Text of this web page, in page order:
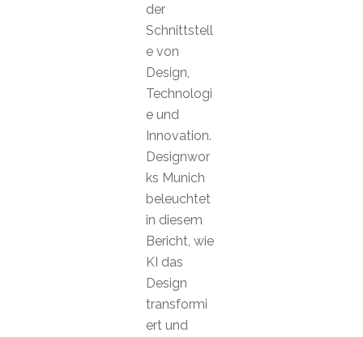
der
Schnittstell
e von
Design,
Technologi
e und
Innovation.
Designwor
ks Munich
beleuchtet
in diesem
Bericht, wie
KI das
Design
transformi
ert und